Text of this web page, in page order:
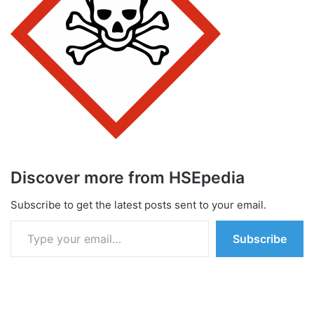
Discover more from HSEpedia
Subscribe to get the latest posts sent to your email.
Type your email…
Subscribe